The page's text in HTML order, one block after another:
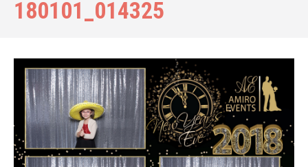
180101_014325